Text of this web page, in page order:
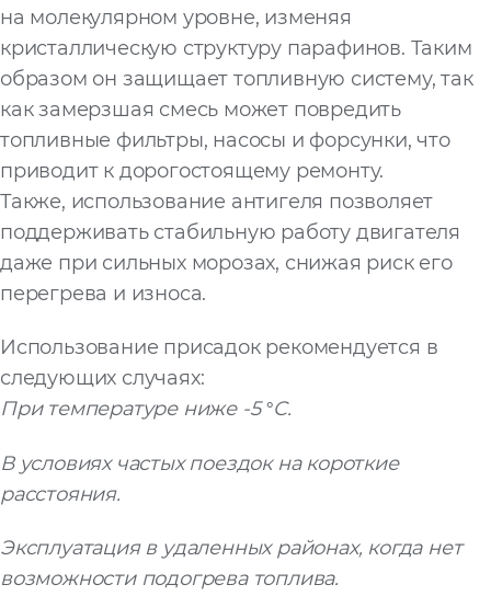
на молекулярном уровне, изменяя
кристаллическую структуру парафинов. Таким
образом он защищает топливную систему, так
как замерзшая смесь может повредить
топливные фильтры, насосы и форсунки, что
приводит к дорогостоящему ремонту.
Также, использование антигеля позволяет
поддерживать стабильную работу двигателя
даже при сильных морозах, снижая риск его
перегрева и износа.
Использование присадок рекомендуется в
следующих случаях:
При температуре ниже -5 °C.
В условиях частых поездок на короткие
расстояния.
Эксплуатация в удаленных районах, когда нет
возможности подогрева топлива.